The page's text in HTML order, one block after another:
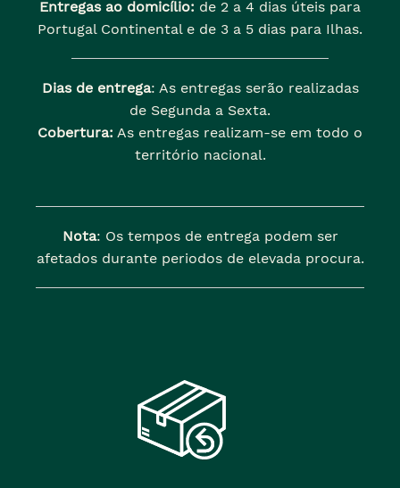
Entregas ao domicílio: de 2 a 4 dias úteis para
Portugal Continental e de 3 a 5 dias para Ilhas.
Dias de entrega: As entregas serão realizadas
de Segunda a Sexta.
Cobertura: As entregas realizam-se em todo o
território nacional.
Nota: Os tempos de entrega podem ser
afetados durante periodos de elevada procura.